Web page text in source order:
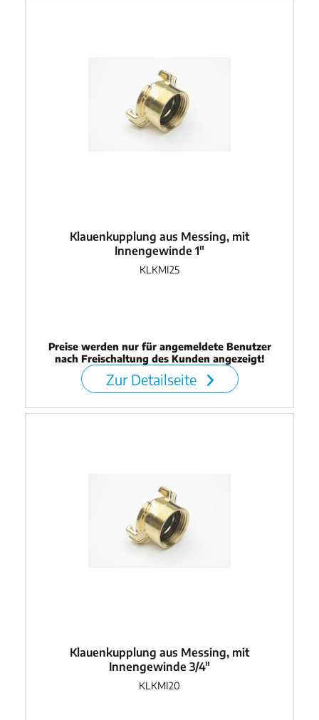
Klauenkupplung aus Messing, mit
Innengewinde 1"
KLKMI25
Preise werden nur für angemeldete Benutzer
nach Freischaltung des Kunden angezeigt!
Zur Detailseite
Klauenkupplung aus Messing, mit
Innengewinde 3/4"
KLKMI20